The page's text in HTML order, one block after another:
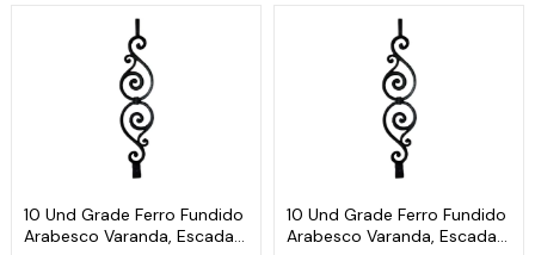
10 Und Grade Ferro Fundido
Arabesco Varanda, Escada
10 Und Grade Ferro Fundido
Arabesco Varanda, Escada